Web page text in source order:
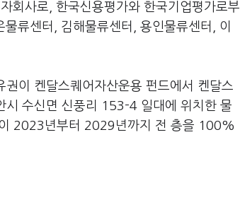
회사로, 한국신용평가와 한국기업평가로부
류센터, 김해물류센터, 용인물류센터, 이
이 켄달스퀘어자산운용 펀드에서 켄달스
시 수신면 신풍리 153-4 일대에 위치한 물
2023년부터 2029년까지 전 층을 100%